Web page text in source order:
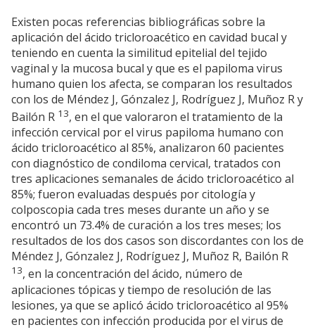
Existen pocas referencias bibliográficas sobre la
aplicación del ácido tricloroacético en cavidad bucal y
teniendo en cuenta la similitud epitelial del tejido
vaginal y la mucosa bucal y que es el papiloma virus
humano quien los afecta, se comparan los resultados
con los de Méndez J, Gónzalez J, Rodríguez J, Muñoz R y
Bailón R 13, en el que valoraron el tratamiento de la
infección cervical por el virus papiloma humano con
ácido tricloroacético al 85%, analizaron 60 pacientes
con diagnóstico de condiloma cervical, tratados con
tres aplicaciones semanales de ácido tricloroacético al
85%; fueron evaluadas después por citología y
colposcopia cada tres meses durante un año y se
encontró un 73.4% de curación a los tres meses; los
resultados de los dos casos son discordantes con los de
Méndez J, Gónzalez J, Rodríguez J, Muñoz R, Bailón R
13, en la concentración del ácido, número de
aplicaciones tópicas y tiempo de resolución de las
lesiones, ya que se aplicó ácido tricloroacético al 95%
en pacientes con infección producida por el virus de